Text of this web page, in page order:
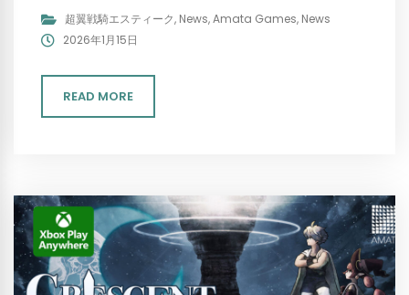
超翼戦騎エスティーク, News,Amata Games, News
2026年1月15日
READ MORE